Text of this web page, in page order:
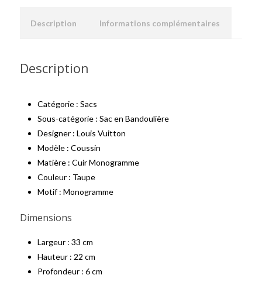
Description Informations complémentaires
Description
Catégorie : Sacs
Sous-catégorie : Sac en Bandoulière
Designer : Louis Vuitton
Modèle : Coussin
Matière : Cuir Monogramme
Couleur : Taupe
Motif : Monogramme
Dimensions
Largeur : 33 cm
Hauteur : 22 cm
Profondeur : 6 cm